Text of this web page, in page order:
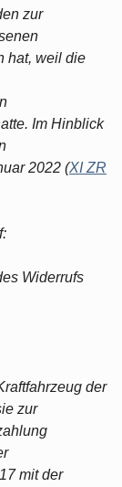
zur
hat, weil die
Im Hinblick
2022 (XI ZR
Widerrufs
der
zur
mit der